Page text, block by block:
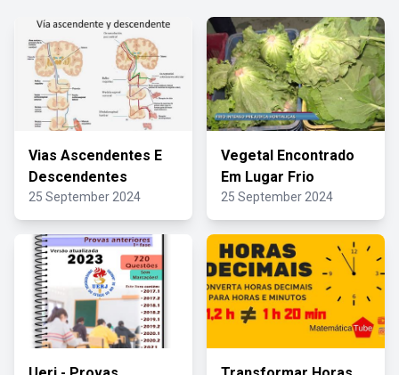
Vias Ascendentes E
Descendentes
25 September 2024
Vegetal Encontrado
Em Lugar Frio
25 September 2024